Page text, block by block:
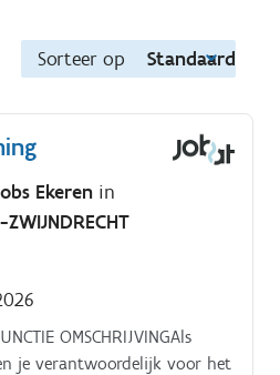
Sorteer op Standaard
Ekeren in
ZWIJNDRECHT
OMSCHRIJVINGAls
je verantwoordelijk voor het